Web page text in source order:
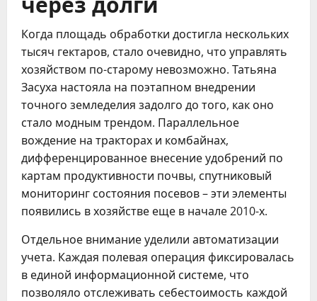
Когда площадь обработки достигла нескольких
тысяч гектаров, стало очевидно, что управлять
хозяйством по-старому невозможно. Татьяна
Засуха настояла на поэтапном внедрении
точного земледелия задолго до того, как оно
стало модным трендом. Параллельное
вождение на тракторах и комбайнах,
дифференцированное внесение удобрений по
картам продуктивности почвы, спутниковый
мониторинг состояния посевов – эти элементы
появились в хозяйстве еще в начале 2010-х.
Отдельное внимание уделили автоматизации
учета. Каждая полевая операция фиксировалась
в единой информационной системе, что
позволяло отслеживать себестоимость каждой